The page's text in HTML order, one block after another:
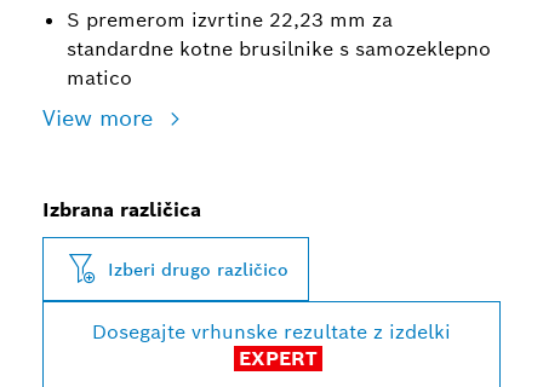
S premerom izvrtine 22,23 mm za
standardne kotne brusilnike s samozeklepno
matico
View more
Izbrana različica
Izberi drugo različico
Dosegajte vrhunske rezultate z izdelki
EXPERT